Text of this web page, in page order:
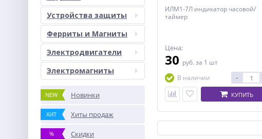
Устройства защиты
Ферриты и Магниты
Электродвигатели
Электромагниты
NEW Новинки
ХИТ Хиты продаж
% Скидки
ИЛМ1-7Л индикатор часовой/
таймер
Цена:
30 руб. за 1 шт
В наличии
-
КУПИТЬ